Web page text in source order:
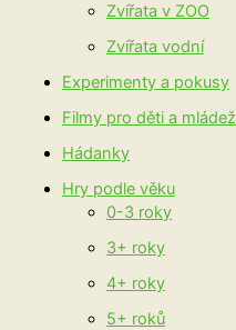
Zvířata v ZOO
Zvířata vodní
Experimenty a pokusy
Filmy pro děti a mládež
Hádanky
Hry podle věku
0-3 roky
3+ roky
4+ roky
5+ roků